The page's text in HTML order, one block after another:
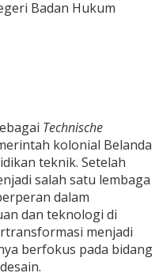
Badan Hukum
Technische
kolonial Belanda
teknik. Setelah
salah satu lembaga
dalam
dan teknologi di
menjadi
berfokus pada bidang